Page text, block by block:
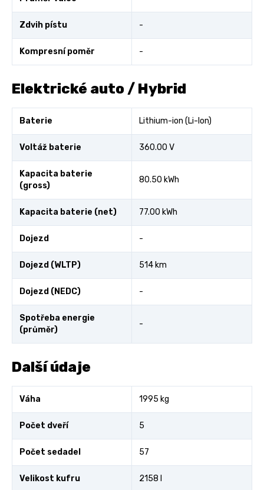
Zdvih pístu -
Kompresní poměr -
Elektrické auto / Hybrid
Baterie Lithium-ion (Li-Ion)
Voltáž baterie 360.00 V
Kapacita baterie
(gross)
80.50 kWh
Kapacita baterie (net) 77.00 kWh
Dojezd -
Dojezd (WLTP) 514 km
Dojezd (NEDC) -
Spotřeba energie
(průměr)
-
Další údaje
Váha 1995 kg
Počet dveří 5
Počet sedadel 57
Velikost kufru 2158 l